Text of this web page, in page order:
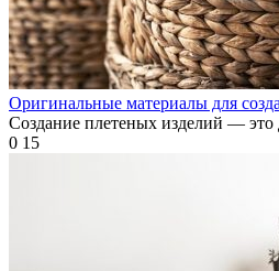
Оригинальные материалы для
Создание плетеных изделий — это
0 15